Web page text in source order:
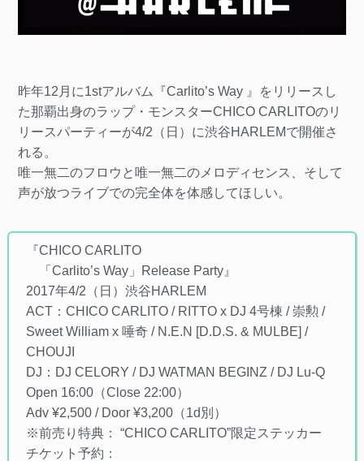
昨年12月に1stアルバム『Carlito’s Way 』をリリースし
た那覇出身のラップ・モンスターCHICO CARLITOのリ
リースパーティーが4/2（日）に渋谷HARLEMで開催さ
れる。
唯一無二のフロウと唯一無二のメロディセンス、そして
声が放つライブでの完全体を体感してほしい。
『CHICO CARLITO
「Carlito’s Way」Release Party』
2017年4/2（日）渋谷HARLEM
ACT：CHICO CARLITO / RITTO x DJ 4号棟 / 崇勲 /
Sweet William x 唾奇 / N.E.N [D.D.S. & MULBE] /
CHOUJI
DJ：DJ CELORY / DJ WATMAN BEGINZ / DJ Lu-Q
Open 16:00（Close 22:00）
Adv ¥2,500 / Door ¥3,200（1d別）
※前売り特典： “CHICO CARLITO”限定ステッカー
チケット予約：